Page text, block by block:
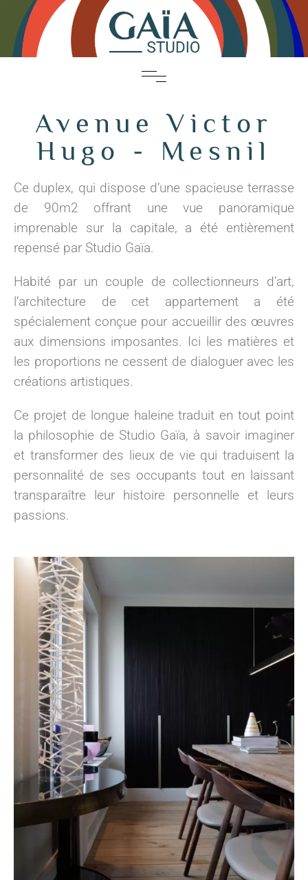
Avenue Victor
Hugo - Mesnil
Ce duplex, qui dispose d’une spacieuse terrasse
de 90m2 offrant une vue panoramique
imprenable sur la capitale, a été entièrement
repensé par Studio Gaïa.
Habité par un couple de collectionneurs d’art,
l’architecture de cet appartement a été
spécialement conçue pour accueillir des œuvres
aux dimensions imposantes. Ici les matières et
les proportions ne cessent de dialoguer avec les
créations artistiques.
Ce projet de longue haleine traduit en tout point
la philosophie de Studio Gaïa, à savoir imaginer
et transformer des lieux de vie qui traduisent la
personnalité de ses occupants tout en laissant
transparaître leur histoire personnelle et leurs
passions.